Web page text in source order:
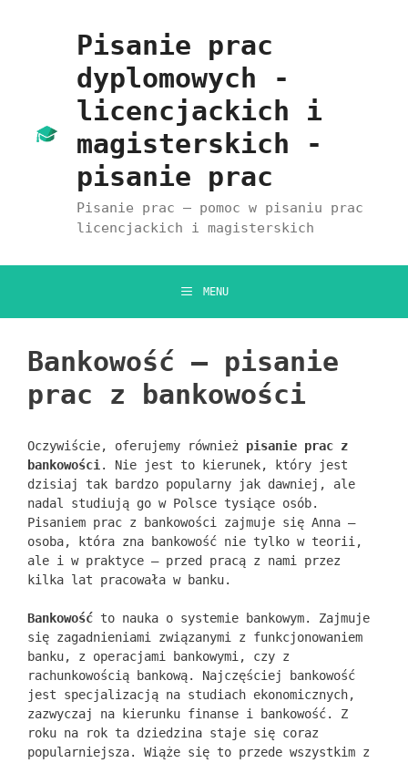
Pisanie prac
dyplomowych -
licencjackich i
magisterskich -
pisanie prac
Pisanie prac – pomoc w pisaniu prac
licencjackich i magisterskich
MENU
Bankowość – pisanie
prac z bankowości
Oczywiście, oferujemy również pisanie prac z
bankowości . Nie jest to kierunek, który jest
dzisiaj tak bardzo popularny jak dawniej, ale
nadal studiują go w Polsce tysiące osób.
Pisaniem prac z bankowości zajmuje się Anna –
osoba, która zna bankowość nie tylko w teorii,
ale i w praktyce – przed pracą z nami przez
kilka lat pracowała w banku.
Bankowość to nauka o systemie bankowym. Zajmuje
się zagadnieniami związanymi z funkcjonowaniem
banku, z operacjami bankowymi, czy z
rachunkowością bankową. Najczęściej bankowość
jest specjalizacją na studiach ekonomicznych,
zazwyczaj na kierunku finanse i bankowość. Z
roku na rok ta dziedzina staje się coraz
popularniejsza. Wiąże się to przede wszystkim z